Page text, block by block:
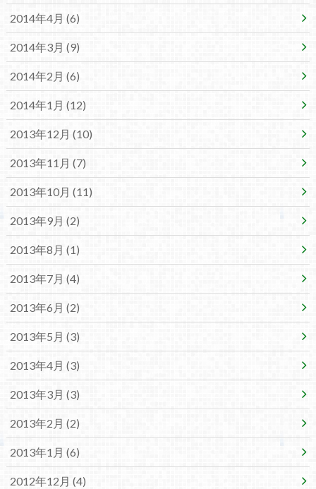
2014年4月 (6)
2014年3月 (9)
2014年2月 (6)
2014年1月 (12)
2013年12月 (10)
2013年11月 (7)
2013年10月 (11)
2013年9月 (2)
2013年8月 (1)
2013年7月 (4)
2013年6月 (2)
2013年5月 (3)
2013年4月 (3)
2013年3月 (3)
2013年2月 (2)
2013年1月 (6)
2012年12月 (4)